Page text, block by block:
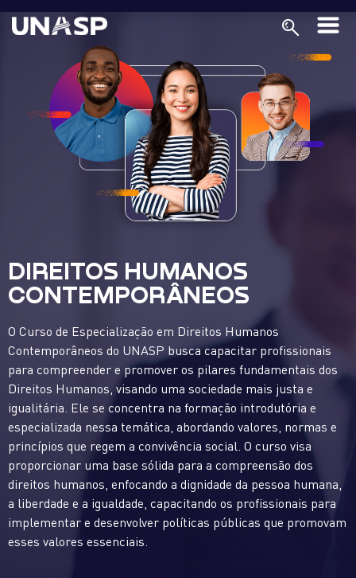
DIREITOS HUMANOS
CONTEMPORÂNEOS
O Curso de Especialização em Direitos Humanos
Contemporâneos do UNASP busca capacitar profissionais
para compreender e promover os pilares fundamentais dos
Direitos Humanos, visando uma sociedade mais justa e
igualitária. Ele se concentra na formação introdutória e
especializada nessa temática, abordando valores, normas e
princípios que regem a convivência social. O curso visa
proporcionar uma base sólida para a compreensão dos
direitos humanos, enfocando a dignidade da pessoa humana,
a liberdade e a igualdade, capacitando os profissionais para
implementar e desenvolver políticas públicas que promovam
esses valores essenciais.